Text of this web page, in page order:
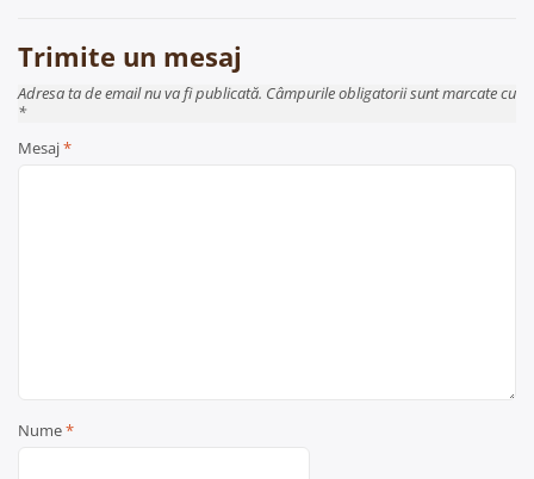
Trimite un mesaj
Adresa ta de email nu va fi publicată. Câmpurile obligatorii sunt marcate cu
*
Mesaj*
Nume*